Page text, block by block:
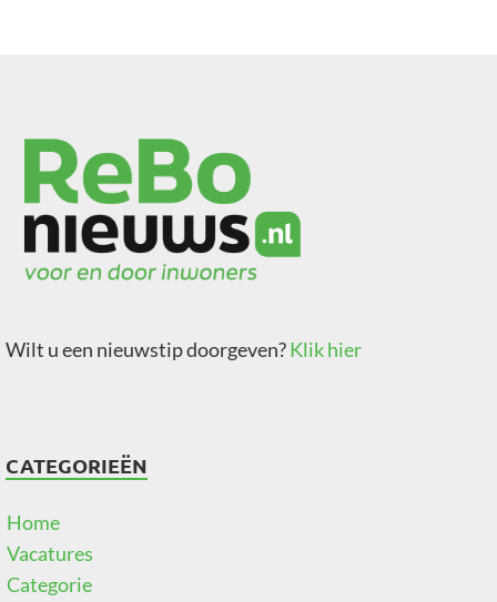
Wilt u een nieuwstip doorgeven?Klik hier
CATEGORIEËN
Home
Vacatures
Categorie